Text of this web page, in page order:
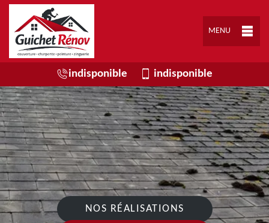
MENU
indisponible indisponible
NOS RÉALISATIONS